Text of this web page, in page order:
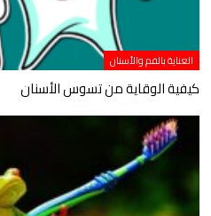
العناية بالفم والأسنان
كيفية الوقاية من تسوس الأسنان